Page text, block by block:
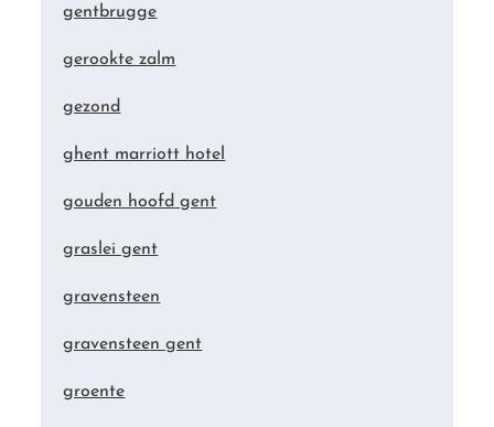
gentbrugge
gerookte zalm
gezond
ghent marriott hotel
gouden hoofd gent
graslei gent
gravensteen
gravensteen gent
groente